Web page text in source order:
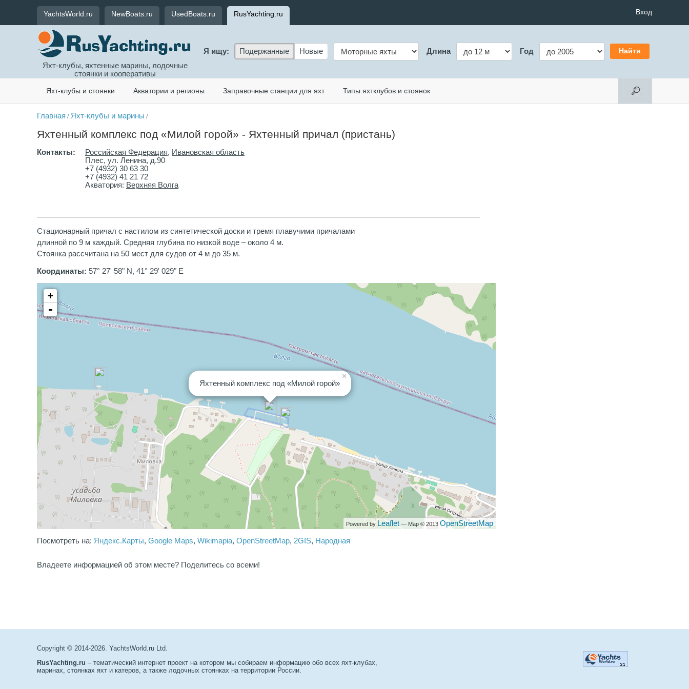
YachtsWorld.ru NewBoats.ru UsedBoats.ru RusYachting.ru Вход
Яхт-клубы, яхтенные марины, лодочные
стоянки и кооперативы
Я ищу: Подержанные Новые Длина Год
Яхт-клубы и стоянки Акватории и регионы Заправочные станции для яхт Типы яхтклубов и стоянок
Главная / Яхт-клубы и марины /
Яхтенный комплекс под «Милой горой» - Яхтенный причал (пристань)
Контакты: Российская Федерация, Ивановская область
Плес, ул. Ленина, д.90
+7 (4932) 30 63 30
+7 (4932) 41 21 72
Акватория: Верхняя Волга
Стационарный причал с настилом из синтетической доски и тремя плавучими причалами
длинной по 9 м каждый. Средняя глубина по низкой воде – около 4 м.
Стоянка рассчитана на 50 мест для судов от 4 м до 35 м.
Координаты: 57° 27' 58" N, 41° 29' 029" E
×
Яхтенный комплекс под «Милой горой»
+
-
Powered by Leaflet — Map © 2013 OpenStreetMap
Посмотреть на: Яндекс.Карты, Google Maps, Wikimapia, OpenStreetMap, 2GIS, Народная
Владеете информацией об этом месте? Поделитесь со всеми!
Copyright © 2014-2026. YachtsWorld.ru Ltd.
RusYachting.ru – тематический интернет проект на котором мы собираем информацию обо всех яхт-клубах,
маринах, стоянках яхт и катеров, а также лодочных стоянках на территории России.